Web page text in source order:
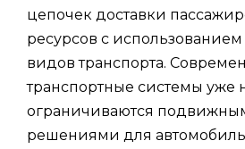
цепочек доставки
ресурсов с
видов транспорта.
транспортные системы уже
ограничиваются
решениями для